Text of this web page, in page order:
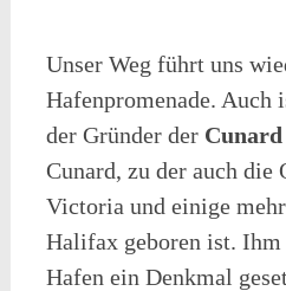
Unser Weg führt uns
Hafenpromenade. Auch
der Gründer der
Cunard, zu der auch die
Victoria und einige
Halifax geboren ist.
Hafen ein Denkmal